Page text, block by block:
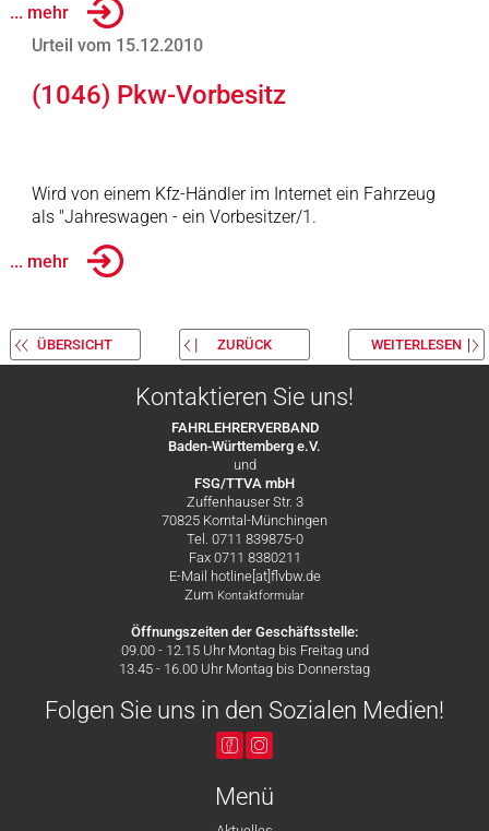
... mehr
Urteil vom 15.12.2010
(1046) Pkw-Vorbesitz
Wird von einem Kfz-Händler im Internet ein Fahrzeug
als "Jahreswagen - ein Vorbesitzer/1.
... mehr
ÜBERSICHT ZURÜCK WEITERLESEN
Kontaktieren Sie uns!
FAHRLEHRERVERBAND
Baden-Württemberg e.V.
und
FSG/TTVA mbH
Zuffenhauser Str. 3
70825 Korntal-Münchingen
Tel. 0711 839875-0
Fax 0711 8380211
E-Mail hotline[at]flvbw.de
Zum Kontaktformular
Öffnungszeiten der Geschäftsstelle:
09.00 - 12.15 Uhr Montag bis Freitag und
13.45 - 16.00 Uhr Montag bis Donnerstag
Folgen Sie uns in den Sozialen Medien!
Menü